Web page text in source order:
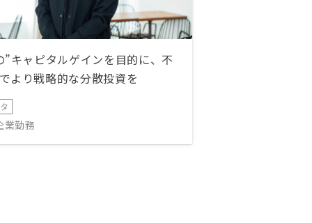
”キャピタルゲインを目的に、不
より戦略的な分散投資を
業勤務